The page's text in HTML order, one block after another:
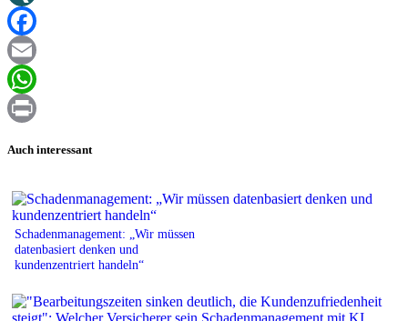
XING
Facebook
Email
WhatsApp
Auch interessant
Schadenmanagement: „Wir müssen
datenbasiert denken und
kundenzentriert handeln“